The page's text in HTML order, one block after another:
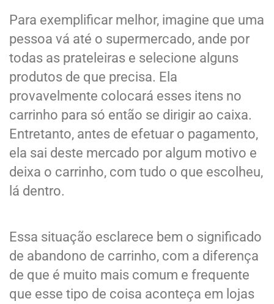
Para exemplificar melhor, imagine que uma
pessoa vá até o supermercado, ande por
todas as prateleiras e selecione alguns
produtos de que precisa. Ela
provavelmente colocará esses itens no
carrinho para só então se dirigir ao caixa.
Entretanto, antes de efetuar o pagamento,
ela sai deste mercado por algum motivo e
deixa o carrinho, com tudo o que escolheu,
lá dentro.
Essa situação esclarece bem o significado
de abandono de carrinho, com a diferença
de que é muito mais comum e frequente
que esse tipo de coisa aconteça em lojas